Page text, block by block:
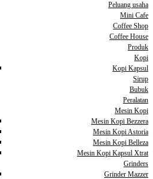
Peluang usaha
Mini Cafe
Coffee Shop
Coffee House
Produk
Kopi
Kopi Kapsul
Sirup
Bubuk
Peralatan
Mesin Kopi
Mesin Kopi Bezzera
Mesin Kopi Astoria
Mesin Kopi Belleza
Mesin Kopi Kapsul Xtrat
Grinders
Grinder Mazzer